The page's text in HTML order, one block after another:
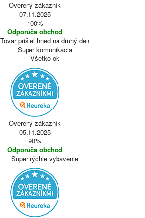
Overený zákazník
07.11.2025
100%
Odporúča obchod
Tovar prišiel hned na druhý den
Super komunikacia
Všetko ok
Overený zákazník
05.11.2025
90%
Odporúča obchod
Super rýchle vybavenie